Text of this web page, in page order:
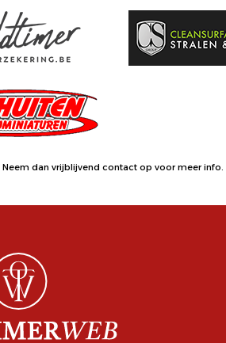
Neem dan vrijblijvend contact op voor meer info.